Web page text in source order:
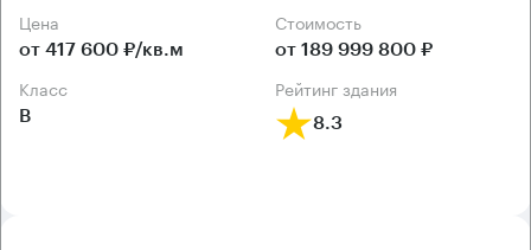
Цена
от 417 600 ₽/кв.м
Cтоимость
от 189 999 800 ₽
класс
B
рейтинг здания
8.3